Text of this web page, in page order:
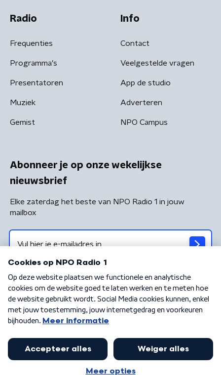
Radio
Frequenties
Programma's
Presentatoren
Muziek
Gemist
Info
Contact
Veelgestelde vragen
App de studio
Adverteren
NPO Campus
Abonneer je op onze wekelijkse
nieuwsbrief
Elke zaterdag het beste van NPO Radio 1 in jouw
mailbox
Algemene voorwaarden